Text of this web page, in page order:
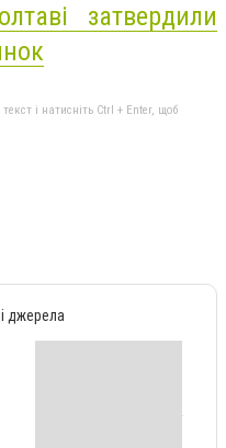
затвердили
і натисніть Ctrl + Enter, щоб
джерела